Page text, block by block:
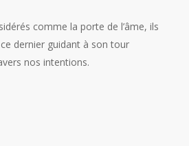
comme la porte de l’âme, ils
dernier guidant à son tour
nos intentions.